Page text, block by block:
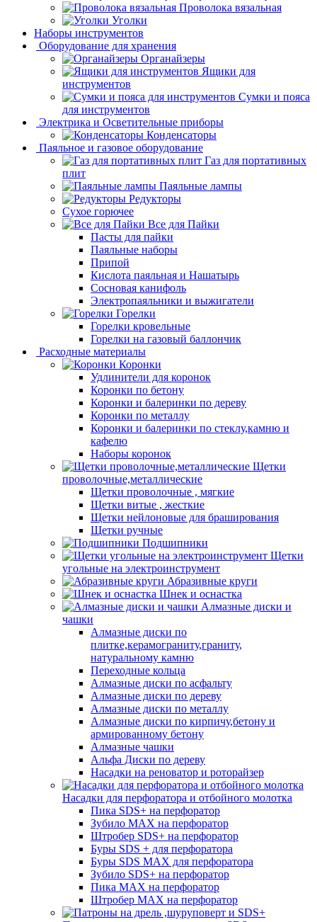
Проволока вязальная
Уголки
Наборы инструментов
Оборудование для хранения
Органайзеры
Ящики для
инструментов
Сумки и пояса
для инструментов
Электрика и Осветительные приборы
Конденсаторы
Паяльное и газовое оборудование
Газ для портативных
плит
Паяльные лампы
Редукторы
Сухое горючее
Все для Пайки
Пасты для пайки
Паяльные наборы
Припой
Кислота паяльная и Нашатырь
Сосновая канифоль
Электропаяльники и выжигатели
Горелки
Горелки кровельные
Горелки на газовый баллончик
Расходные материалы
Коронки
Удлинители для коронок
Коронки по бетону
Коронки и балеринки по дереву
Коронки по металлу
Коронки и балеринки по стеклу,камню и
кафелю
Наборы коронок
Щетки
проволочные,металлические
Щетки проволочные , мягкие
Щетки витые , жесткие
Щетки нейлоновые для браширования
Щетки ручные
Подшипники
Щетки
угольные на электроинструмент
Абразивные круги
Шнек и оснастка
Алмазные диски и
чашки
Алмазные диски по
плитке,керамограниту,граниту,
натуральному камню
Переходные кольца
Алмазные диски по асфальту
Алмазные диски по дереву
Алмазные диски по металлу
Алмазные диски по кирпичу,бетону и
армированному бетону
Алмазные чашки
Альфа Диски по дереву
Насадки на реноватор и роторайзер
Насадки для перфоратора и отбойного молотка
Пика SDS+ на перфоратор
Зубило MAX на перфоратор
Штробер SDS+ на перфоратор
Буры SDS + для перфоратора
Буры SDS MAX для перфоратора
Зубило SDS+ на перфоратор
Пика MAX на перфоратор
Штробер MAX на перфоратор